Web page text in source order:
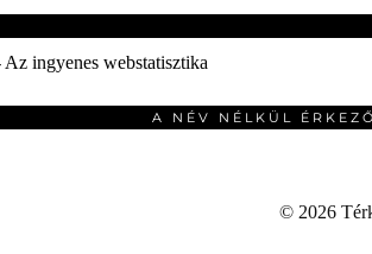
A NÉV NÉLKÜL
© 2026